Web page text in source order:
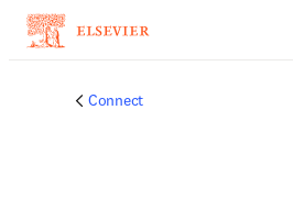
Connect